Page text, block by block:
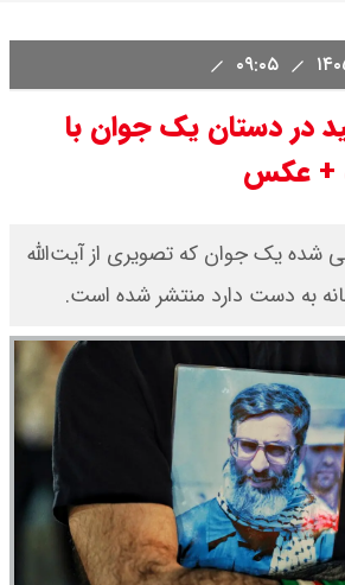
در دستان یک جوان با
+ عکس
شده یک جوان که تصویری از آیت‌الله
به دست دارد منتشر شده است.